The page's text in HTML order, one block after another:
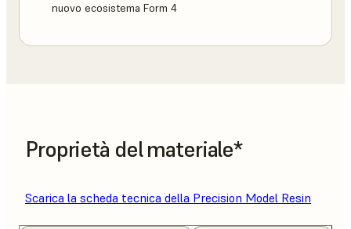
nuovo ecosistema Form 4
Proprietà del materiale*
Scarica la scheda tecnica della Precision Model Resin